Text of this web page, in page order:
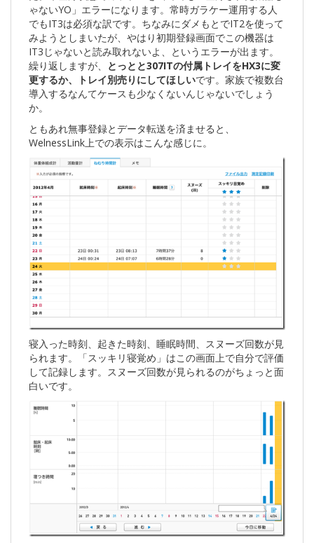
ゃないYO」エラーになります。常時ガラケー運用する人
でもIT3は必須な訳です。ちなみにダメもとでIT2を使って
みようとしまいたが、やはり初期登録画面でこの機器は
IT3じゃないと読み取れないよ、というエラーが出ます。
繰り返しますが、
とっとと307ITの付属トレイをHX3に変
更するか、トレイ別売りにしてほしいです。家族で複数台
導入するなんてケースも少なくないんじゃないでしょう
か。
ともあれ無事登録とデータ転送を済ませると、
WelnessLink上での表示はこんな感じに。
寝入った時刻、起きた時刻、睡眠時間、スヌーズ回数が見
られます。「スッキリ寝覚め」はこの画面上で自分で評価
して記録します。スヌーズ回数が見られるのがちょっと面
白いです。